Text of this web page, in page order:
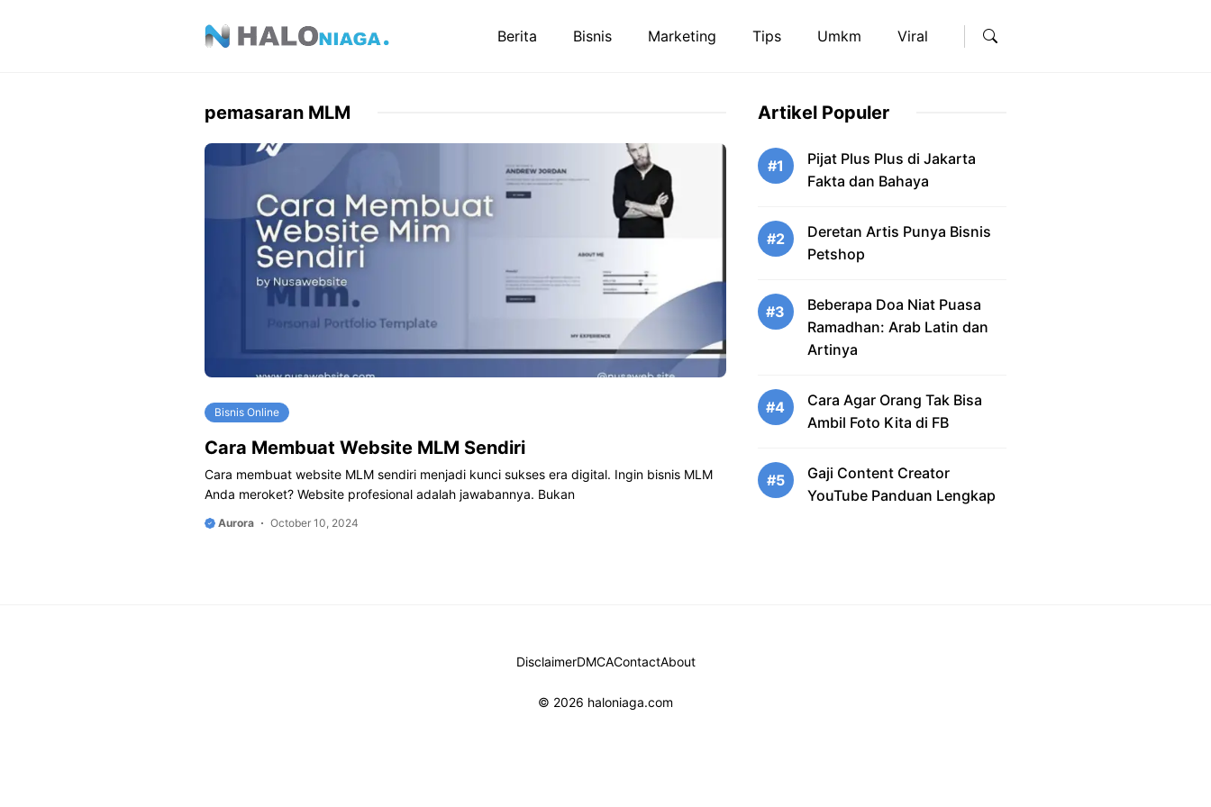
Berita Bisnis Marketing Tips Umkm Viral
pemasaran MLM
Bisnis Online
Cara Membuat Website MLM Sendiri
Cara membuat website MLM sendiri menjadi kunci sukses era digital. Ingin bisnis MLM
Anda meroket? Website profesional adalah jawabannya. Bukan
Aurora October 10, 2024
Artikel Populer
#1
Pijat Plus Plus di Jakarta
Fakta dan Bahaya
#2
Deretan Artis Punya Bisnis
Petshop
#3
Beberapa Doa Niat Puasa
Ramadhan: Arab Latin dan
Artinya
#4
Cara Agar Orang Tak Bisa
Ambil Foto Kita di FB
#5
Gaji Content Creator
YouTube Panduan Lengkap
DisclaimerDMCAContactAbout
© 2026 haloniaga.com